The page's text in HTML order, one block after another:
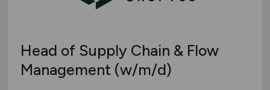
Head of Supply Chain & Flow
Management (w/m/d)